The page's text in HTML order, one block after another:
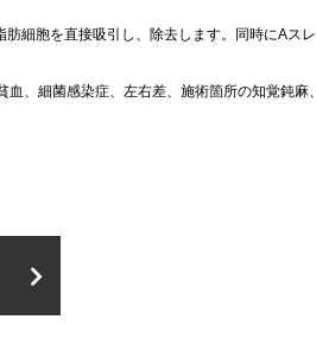
細胞を直接吸引し、除去します。同時にAスレ
、細菌感染症、左右差、施術箇所の知覚鈍麻、